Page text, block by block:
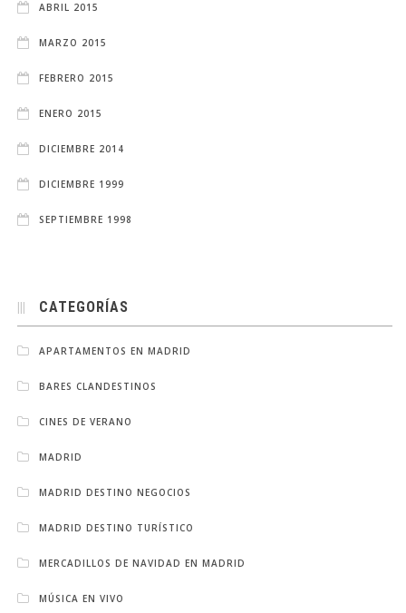
ABRIL 2015
MARZO 2015
FEBRERO 2015
ENERO 2015
DICIEMBRE 2014
DICIEMBRE 1999
SEPTIEMBRE 1998
CATEGORÍAS
APARTAMENTOS EN MADRID
BARES CLANDESTINOS
CINES DE VERANO
MADRID
MADRID DESTINO NEGOCIOS
MADRID DESTINO TURÍSTICO
MERCADILLOS DE NAVIDAD EN MADRID
MÚSICA EN VIVO